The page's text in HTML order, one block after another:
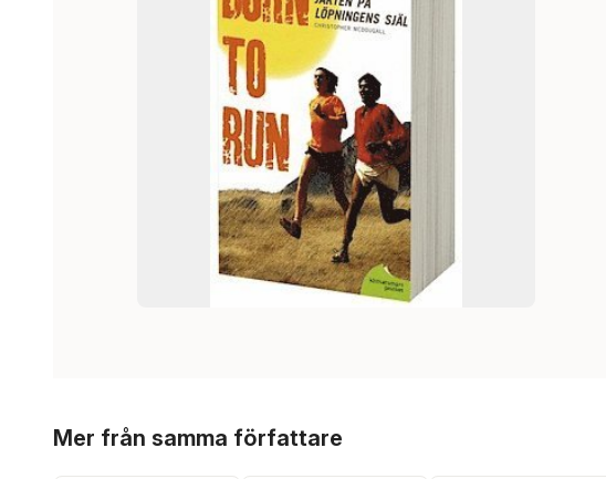
Mer från samma författare